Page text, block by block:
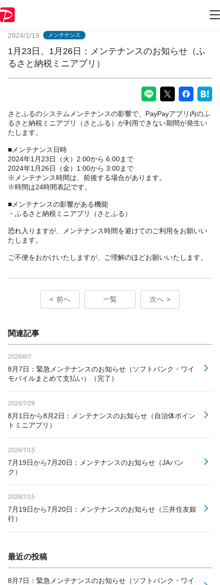
2024/1/19 メンテナンス
1月23日、1月26日：メンテナンスのお知らせ（ふ
るさと納税ミニアプリ）
さとふるのシステムメンテナンスの影響で、PayPayアプリ内のふ
るさと納税ミニアプリ（さとふる）が利用できない期間が発生い
たします。
■メンテナンス日時
2024年1月23日（火）2:00から 6:00まで
2024年1月26日（金）1:00から 3:00まで
※メンテナンス時間は、前後する場合があります。
※時間は24時間表記です。
■メンテナンスの影響がある機能
・ふるさと納税ミニアプリ（さとふる）
恐れ入りますが、メンテナンス時間を避けてのご利用をお願いい
たします。
ご不便をおかけいたしますが、ご理解のほどお願いいたします。
前へ 一覧 次へ
関連記事
2026/8/7
8月7日：緊急メンテナンスのお知らせ（ソフトバンク・ワイ
モバイルまとめて支払い）（完了）
2026/7/29
8月1日から8月2日：メンテナンスのお知らせ（自治体ポイン
トミニアプリ）
2026/7/15
7月19日から7月20日：メンテナンスのお知らせ（JAバン
ク）
2026/7/15
7月19日から7月20日：メンテナンスのお知らせ（三井住友銀
行）
最近の投稿
8月7日：緊急メンテナンスのお知らせ（ソフトバンク・ワイ